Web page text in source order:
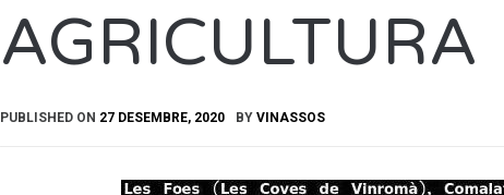
AGRICULTURA
PUBLISHED ON 27 DESEMBRE, 2020 BY VINASSOS